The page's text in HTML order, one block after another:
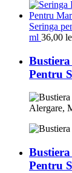
Seringa
ml 36,00
Pentru
Pentru